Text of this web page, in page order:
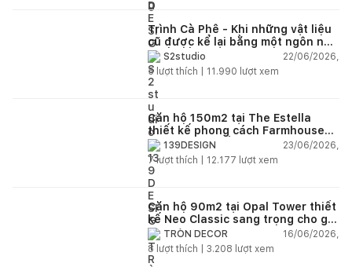
Trình Cà Phê - Khi những vật liệu
cũ được kể lại bằng một ngôn ngữ
thiết kế mới
S2studio
22/06/2026,
5 lượt thích | 11.990 lượt xem
Căn hộ 150m2 tại The Estella
thiết kế phong cách Farmhouse
thanh lịch và ấm áp
139DESIGN
23/06/2026,
7lượt thích | 12.177 lượt xem
Căn hộ 90m2 tại Opal Tower thiết
kế Neo Classic sang trọng cho gia
đình trẻ
TRÒN DECOR
16/06/2026,
8 lượt thích | 3.208 lượt xem